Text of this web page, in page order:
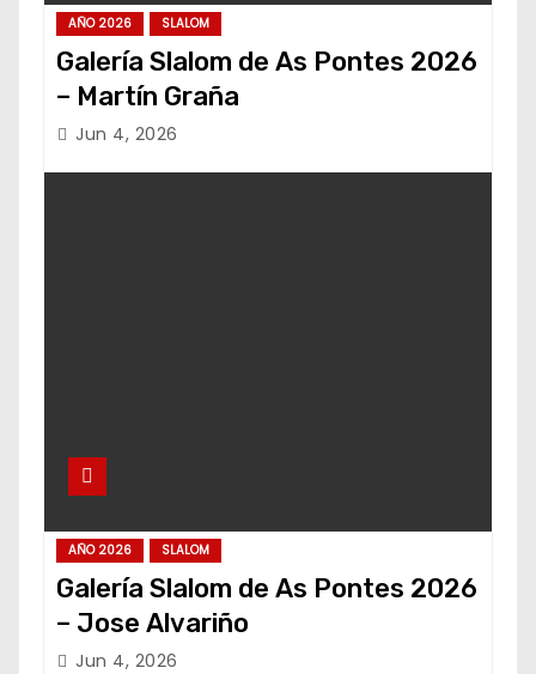
AÑO 2026 SLALOM
Galería Slalom de As Pontes 2026
– Martín Graña
Jun 4, 2026
AÑO 2026 SLALOM
Galería Slalom de As Pontes 2026
– Jose Alvariño
Jun 4, 2026